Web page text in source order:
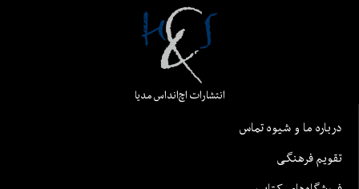
انتشارات اچ‌اند‌اس مدیا
درباره ما و شیوه تماس
تقویم فرهنگی